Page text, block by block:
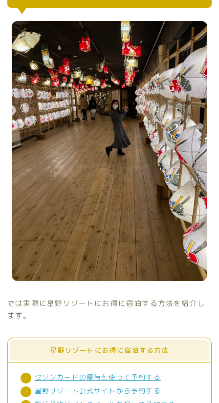
では実際に星野リゾートにお得に宿泊する方法を紹介し
ます。
星野リゾートにお得に宿泊する方法
セゾンカードの優待を使って予約する
星野リゾート公式サイトから予約する